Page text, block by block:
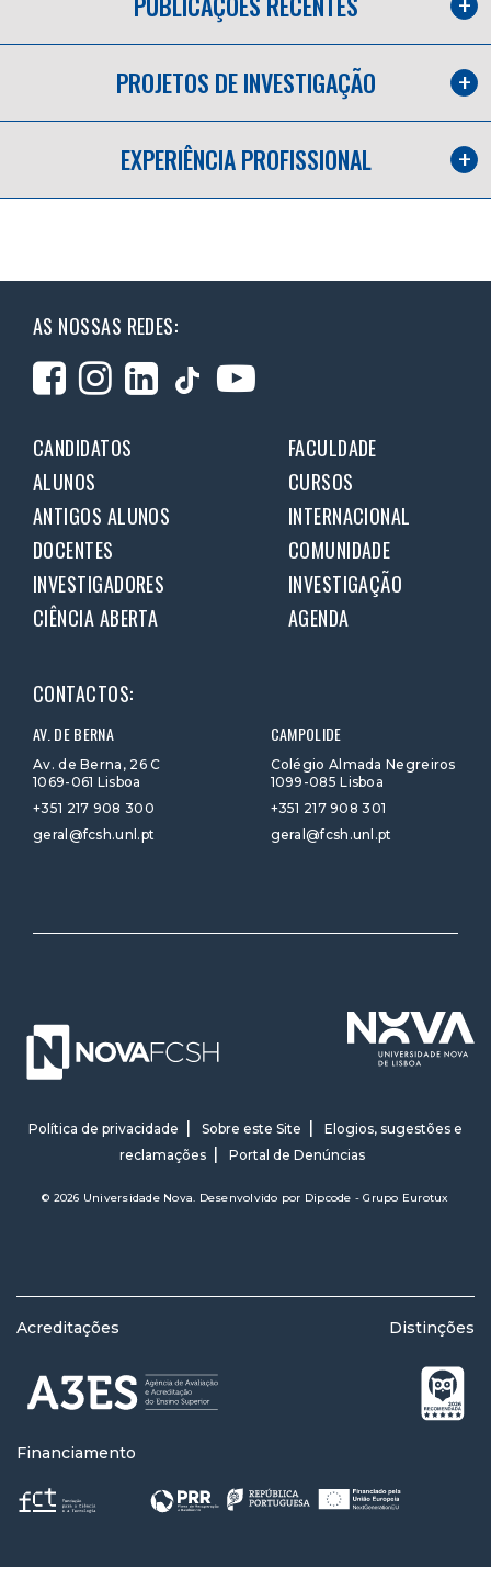
PROJETOS DE INVESTIGAÇÃO
EXPERIÊNCIA PROFISSIONAL
AS NOSSAS REDES:
CANDIDATOS
FACULDADE
ALUNOS
CURSOS
ANTIGOS ALUNOS
INTERNACIONAL
DOCENTES
COMUNIDADE
INVESTIGADORES
INVESTIGAÇÃO
CIÊNCIA ABERTA
AGENDA
CONTACTOS:
AV. DE BERNA
Av. de Berna, 26 C
1069-061 Lisboa
+351 217 908 300
geral@fcsh.unl.pt
CAMPOLIDE
Colégio Almada Negreiros
1099-085 Lisboa
+351 217 908 301
geral@fcsh.unl.pt
Política de privacidade Sobre este Site
Elogios, sugestões e
reclamações
Portal de Denúncias
© 2026 Universidade Nova. Desenvolvido por Dipcode - Grupo Eurotux
Acreditações Distinções
Financiamento